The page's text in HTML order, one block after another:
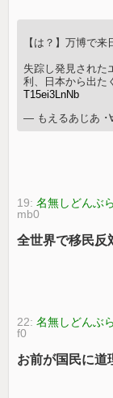
【は？】万博で
失踪し発見された
利、日本から出た
T15ei3LnNb
— もえるあじあ ･
19:名無しどんぶ
mb0
全世界で移民反
22:名無しどんぶ
f0
お前が国民に道